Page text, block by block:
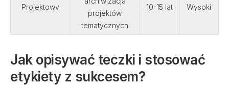
Projektowy
projektów
tematycznych
10-15 lat Wysoki
Jak opisywać teczki i stosować
etykiety z sukcesem?